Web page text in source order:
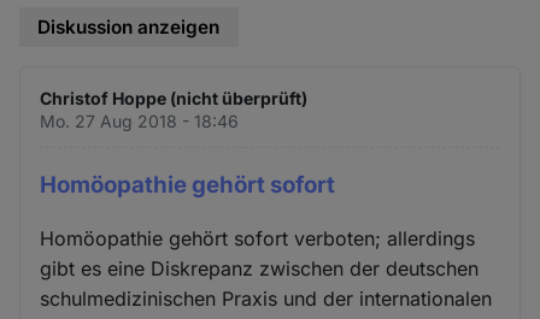
Diskussion anzeigen
Christof Hoppe (nicht überprüft)
Mo. 27 Aug 2018 - 18:46
Homöopathie gehört sofort
Homöopathie gehört sofort verboten; allerdings
gibt es eine Diskrepanz zwischen der deutschen
schulmedizinischen Praxis und der internationalen